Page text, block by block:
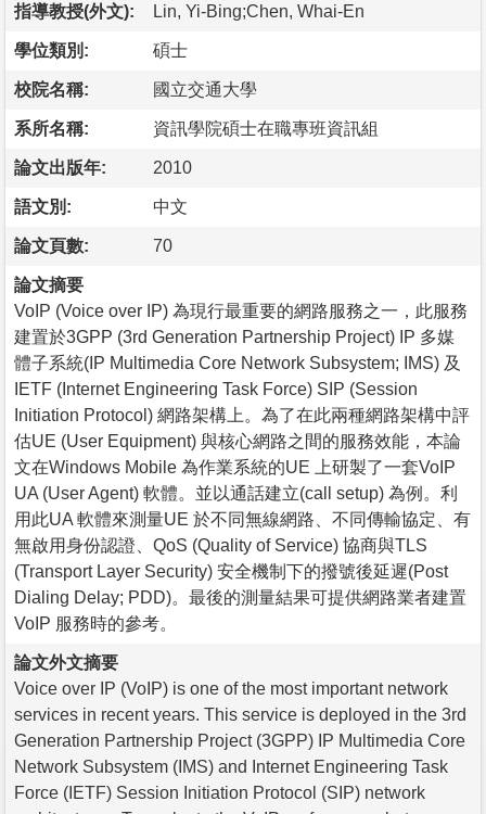
指導教授(外文): Lin, Yi-Bing;Chen, Whai-En
學位類別: 碩士
校院名稱: 國立交通大學
系所名稱: 資訊學院碩士在職專班資訊組
論文出版年: 2010
語文別: 中文
論文頁數: 70
論文摘要
VoIP (Voice over IP) 為現行最重要的網路服務之一，此服務
建置於3GPP (3rd Generation Partnership Project) IP 多媒
體子系統(IP Multimedia Core Network Subsystem; IMS) 及
IETF (Internet Engineering Task Force) SIP (Session
Initiation Protocol) 網路架構上。為了在此兩種網路架構中評
估UE (User Equipment) 與核心網路之間的服務效能，本論
文在Windows Mobile 為作業系統的UE 上研製了一套VoIP
UA (User Agent) 軟體。並以通話建立(call setup) 為例。利
用此UA 軟體來測量UE 於不同無線網路、不同傳輸協定、有
無啟用身份認證、QoS (Quality of Service) 協商與TLS
(Transport Layer Security) 安全機制下的撥號後延遲(Post
Dialing Delay; PDD)。最後的測量結果可提供網路業者建置
VoIP 服務時的參考。
論文外文摘要
Voice over IP (VoIP) is one of the most important network
services in recent years. This service is deployed in the 3rd
Generation Partnership Project (3GPP) IP Multimedia Core
Network Subsystem (IMS) and Internet Engineering Task
Force (IETF) Session Initiation Protocol (SIP) network